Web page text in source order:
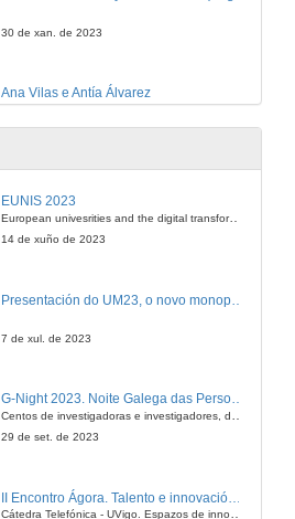
30 de xan. de 2023
Ana Vilas e Antía Álvarez
30 de xan. de 2023
Carmen Mariño e Silvia Rivas
Ana Sánchez e Antía Álvarez
EUNIS 2023
European univesrities and the digital transformation: challenges and opportunities ahead
14 de xuño de 2023
7 de xul. de 2023
G-Night 2023. Noite Galega das Persoas Investigadoras. Conciencias creativas
29 de set. de 2023
Cátedra Telefónica - UVigo. Espazos de innovación